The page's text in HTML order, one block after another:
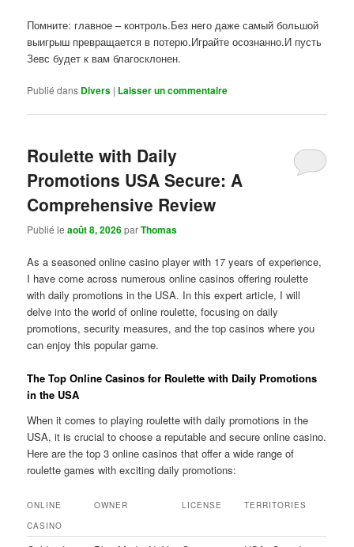
Помните: главное – контроль.Без него даже самый большой
выигрыш превращается в потерю.Играйте осознанно.И пусть
Зевс будет к вам благосклонен.
Publié dans Divers | Laisser un commentaire
Roulette with Daily
Promotions USA Secure: A
Comprehensive Review
Publié leaoût 8, 2026parThomas
As a seasoned online casino player with 17 years of experience,
I have come across numerous online casinos offering roulette
with daily promotions in the USA. In this expert article, I will
delve into the world of online roulette, focusing on daily
promotions, security measures, and the top casinos where you
can enjoy this popular game.
The Top Online Casinos for Roulette with Daily Promotions
in the USA
When it comes to playing roulette with daily promotions in the
USA, it is crucial to choose a reputable and secure online casino.
Here are the top 3 online casinos that offer a wide range of
roulette games with exciting daily promotions:
ONLINE
CASINO
OWNER LICENSE TERRITORIES